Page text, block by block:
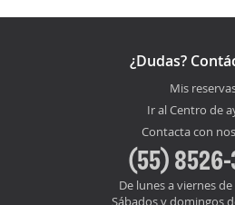
¿Dudas?
Mis
Ir al Centro de
Contacta con
(55)
De lunes a viernes de
Sábados y domingos